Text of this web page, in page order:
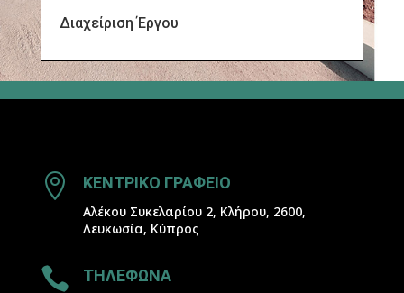
Διαχείριση Έργου
 ΚΕΝΤΡΙΚΟ ΓΡΑΦΕΙΟ
Αλέκου Συκελαρίου 2, Κλήρου, 2600,
Λευκωσία, Κύπρος
 ΤΗΛΕΦΩΝΑ